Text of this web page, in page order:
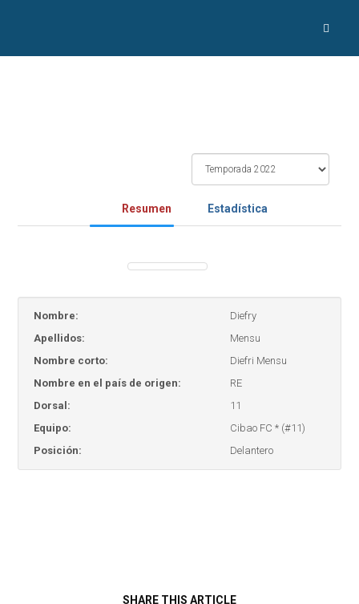
Resumen Estadística
Nombre:
Diefry
Apellidos:
Mensu
Nombre corto:
Diefri Mensu
Nombre en el país de origen:
RE
Dorsal:
11
Equipo:
Cibao FC * (#11)
Posición:
Delantero
SHARE THIS ARTICLE